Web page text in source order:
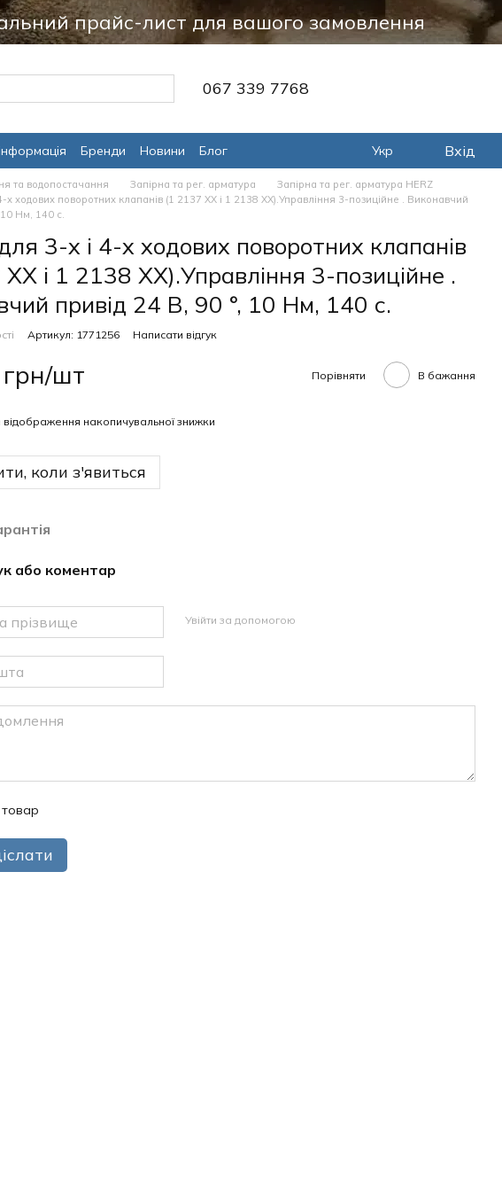
прайс-лист для вашого замовлення
067 339 7768
Бренди Новини
Блог
Укр Вхід
та водопостачання Запірна та рег. арматура
Запірна та рег. арматура HERZ
х ходових поворотних клапанів (1 2137 ХХ і 1 2138 ХХ).Управління 3-позиційне . Виконавчий
10 Нм, 140 с.
3-х і 4-х ходових поворотних клапанів
і 1 2138 ХХ).Управління 3-позиційне .
привід 24 В, 90 °, 10 Нм, 140 с.
Артикул: 1771256 Написати відгук
шт Порівняти В бажання
відображення накопичувальної знижки
коли з'явиться
або коментар
Увійти за допомогою
товар